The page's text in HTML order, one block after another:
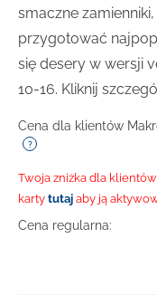
smaczne
przygotować
się desery w wersji
10-16. Kliknij
Cena dla klientów
Twoja zniżka dla
karty tutaj aby ją
Cena regularna: